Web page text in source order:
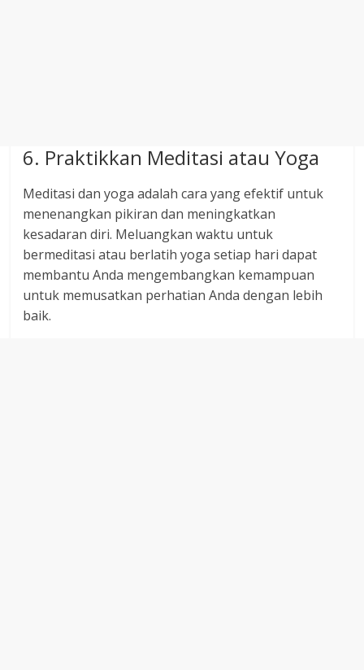
6. Praktikkan Meditasi atau Yoga
Meditasi dan yoga adalah cara yang efektif untuk
menenangkan pikiran dan meningkatkan
kesadaran diri. Meluangkan waktu untuk
bermeditasi atau berlatih yoga setiap hari dapat
membantu Anda mengembangkan kemampuan
untuk memusatkan perhatian Anda dengan lebih
baik.